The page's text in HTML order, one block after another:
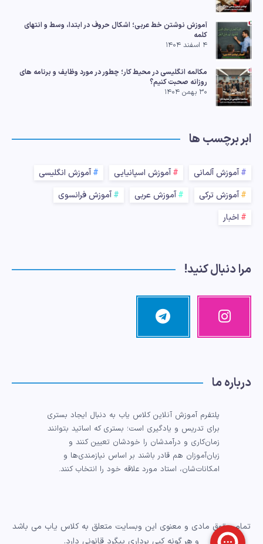
آموزش نوشتن خط عربی؛ اشکال حروف در ابتدا، وسط و انتهای
کلمه
۴ اسفند ۱۴۰۴
مکالمه انگلیسی در محیط کار؛ چطور در مورد وظایف و برنامه های
روزانه صحبت کنیم؟
۳۰ بهمن ۱۴۰۴
ابر برچسب ها
آموزش آلمانی آموزش اسپانیایی
آموزش انگلیسی
آموزش ترکی
آموزش عربی
آموزش فرانسوی
اخبار
مرا دنبال کنید!
اینستاگرام تلگرام
کنید!
درباره ما
پلتفرم آموزش آنلاین کلاس یاب به دنبال ایجاد بستری
برای تدریس و یادگیری است؛ بستری که اساتید بتوانند
زمان‌کاری و درآمدشان را خودشان تعیین کنند و
زبان‌آموزان هم قادر باشند بر اساس نیازمندی‌ها و
امکانات‌شان، استاد مورد علاقه خود را انتخاب کنند.
تمام حقوق مادی و معنوی این وبسایت متعلق به کلاس یاب می باشد
و هر گونه کپی برداری پیگرد قانونی دارد.